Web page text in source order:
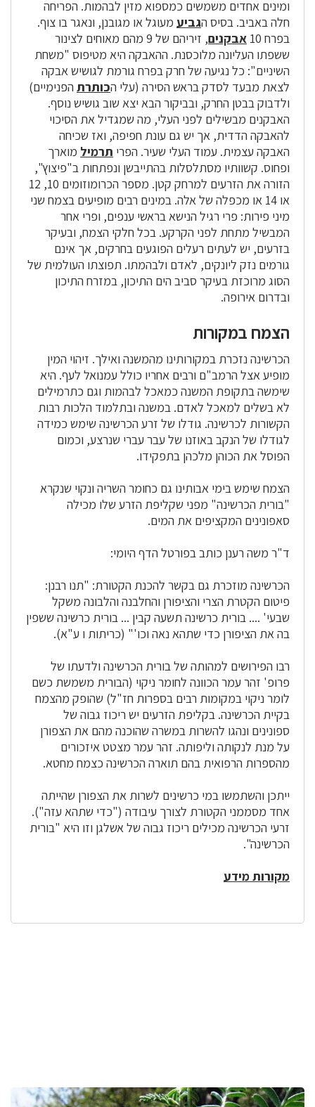
ומינים אחדים משמשים כמספוא מזין לבהמות. הפריחה
חלה באביב. בסיס הגביע מעוגל או מגובנן, ונאגר בו צוף.
בפרח 10
אבקנים
, זיריהם של 9 מהם מאוחים לצינור
ששפתו העליונה מלוכסנת. ההאבקה היא מטיפוס "משחת
השיניים": כל נגיעה של חרק בפרח גורמת לגושיש אבקה
לצאת מבעד לסדק בראש הסירה (עלי הכותרת הפנימיים)
ולדבוק בבטן החרק, ובביקור הבא יצא שוב גושיש נוסף.
האבקנים מבשילים לפני העלי, מה שמגדיל את הסיכוי
להאבקה הדדית, אך יש גם עונת חפיפה, ואז שכיחה
האבקה עצמית. עמוד העלי שעיר. הפרי תרמיל מוארך
ופחוס. קשוותיו מסתלסלות בהתייבשן ונפתחות ב"פיצוץ",
הזורה את הזרעים למרחק קטן. מספר הכרומוזומים 10, 12
או 14 או מכפלה של אלה. במינים רבים מופיעים בצמח שני
מיני פירות: פרי רגיל הנישא בראשי ענפים, ופרי אחר
המבשיל מתחת לפני הקרקע. בכל חלקי הצמח, ובעיקר
בזרעים, יש לעתים רעלים הפוגעים בחרקים, אך אינם
גורמים נזק ליונקים, לאדם ולבהמתו. תפוצתו העולמית של
הסוג מרוכזת בעיקר סביב הים התיכון, במזרח התיכון
ובדרום אירופה.
הצמח במקורות
הכרשינה נזכרת במקורותינו מהמשנה ואילך. זיהוי המין
מופיע אצל הרמב"ם ורבים אחריו כולל עמנואל לעף. היא
שימשה בתקופת המשנה כמאכל לבהמות וגם כתרמילים
לא בשלים למאכל לאדם. במשנה ובתלמוד הלכות רבות
הקשורות לכרשינה. גודלו של זרע הכרשינה שימש כמידה
לגודלו של הנקב באוזנו של עבר עברי שנרצע, וכמום
הפוסל את הכוהן מלכהן בתפקידו.
הצמח שימש בימי אבותינו גם כחומר השריה ונקוי שנקרא
"בורית הכרשינה" מפני שקליפת הזרע שלו מכילה
סאפונינים המקציפים את המים.
ד"ר משה רענן כותב בפורטל הדף היומי:
הכרשינה מוזכרת גם בקשר להכנת הקטורת: "תנו רבנן:
פיטום הקטרת הצרי והציפורן והחלבנה והלבונה משקל
שבעי' .... בורית כרשינה תשעה קבין ... בורית כרשינה ששפין
בה את הציפורן כדי שתהא נאה וכו'" (כריתות ו ע"א).
רבו הפירושים למהותה של בורית הכרשינה ולדעתו של
פרופ' זהר עמר הכוונה לחומר ניקוי (הבורית משמשת כשם
לומר ניקוי במקומות רבים בספרות חז"ל) שהופק מהצמח
בקיית הכרשינה. בקליפת הזרעים יש ריכוז גבוה של
ספונינים ונהגו להשרות במשרה שהוכנה מהם את הצפורן
על מנת לנקותה וליפותה. זהר עמר מצטט איזכורים
מהספרות הרפואית בהם תוארה הכרשינה כצמח מחטא.
ייתכן והשתמשו במי כרשינים לשרות את הצפורן שהייתה
אחד מסממני הקטורת לצורך עיבודה ("כדי שתהא עזה").
זרעי הכרשינה מכילים ריכוז גבוה של אשלגן וזו היא "בורית
הכרשינה".
מקורות מידע